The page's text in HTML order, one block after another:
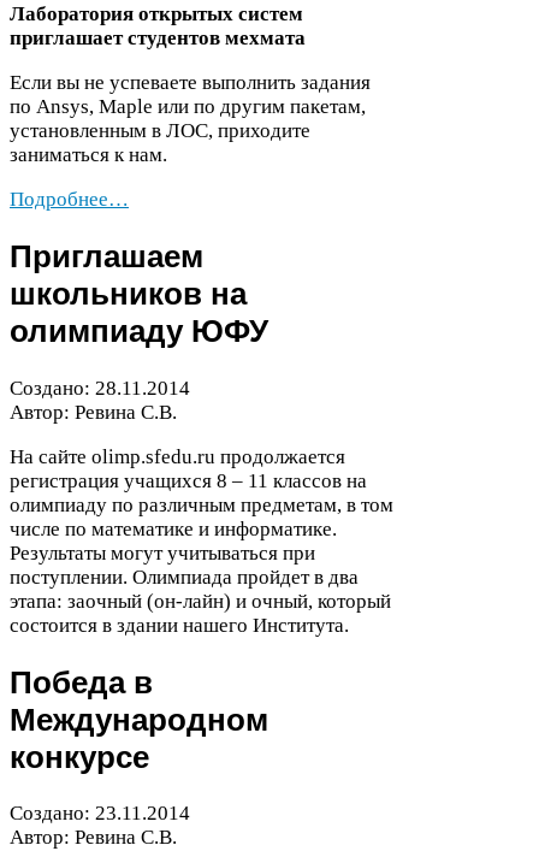
Лаборатория открытых систем
приглашает студентов мехмата
Если вы не успеваете выполнить задания
по Ansys, Maple или по другим пакетам,
установленным в ЛОС, приходите
заниматься к нам.
Подробнее…
Приглашаем
школьников на
олимпиаду ЮФУ
Создано: 28.11 .2014
Автор: Ревина С.В.
На сайте olimp​.sfedu​.ru продолжается
регистрация учащихся 8 – 11 классов на
олимпиаду по различным предметам, в том
числе по математике и информатике.
Результаты могут учитываться при
поступлении. Олимпиада пройдет в два
этапа: заочный (он-​лайн) и очный, который
состоится в здании нашего Института.
Победа в
Международном
конкурсе
Создано: 23.11.2014
Автор: Ревина С.В.